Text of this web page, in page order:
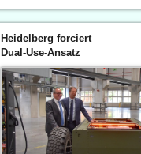
Heidelberg forciert
Dual-Use-Ansatz